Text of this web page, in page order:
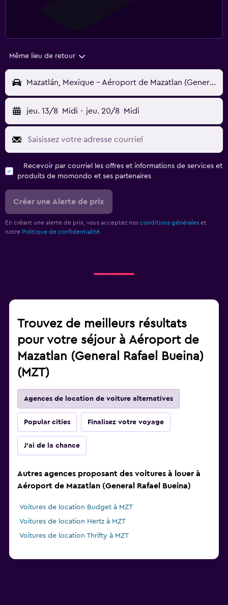
Même lieu de retour
Mazatlán, Mexique - Aéroport de Mazatlan (General Rafael Bueina) (MZT)
jeu. 13/8 Midi - jeu. 20/8 Midi
Recevoir par courriel les offres et informations de services et
produits de momondo et ses partenaires
Créer une Alerte de prix
En créant une alerte de prix, vous acceptez nos conditions générales et
notre Politique de confidentialité.
Trouvez de meilleurs résultats
pour votre séjour à Aéroport de
Mazatlan (General Rafael Bueina)
(MZT)
Agences de location de voiture alternatives
Popular cities Finalisez votre voyage
J'ai de la chance
Autres agences proposant des voitures à louer à
Aéroport de Mazatlan (General Rafael Bueina)
Voitures de location Budget à MZT
Voitures de location Hertz à MZT
Voitures de location Thrifty à MZT